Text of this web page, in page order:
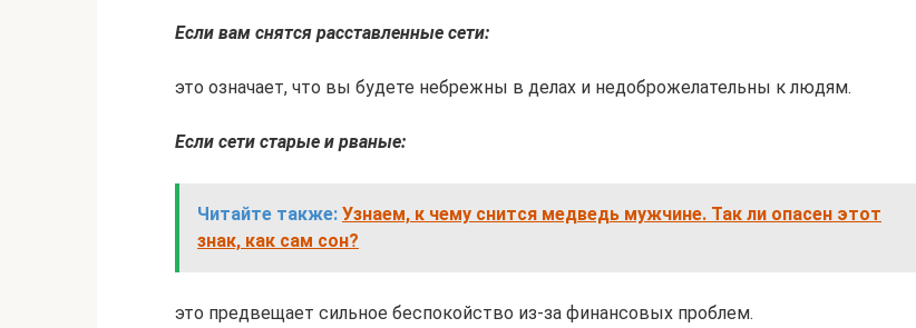
Если вам снятся расставленные сети:
это означает, что вы будете небрежны в делах и недоброжелательны к людям.
Если сети старые и рваные:
Читайте также: Узнаем, к чему снится медведь мужчине. Так ли опасен этот
знак, как сам сон?
это предвещает сильное беспокойство из-за финансовых проблем.